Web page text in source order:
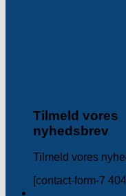
Tilmeld vores
nyhedsbrev
Tilmeld vores
[contact-form-7